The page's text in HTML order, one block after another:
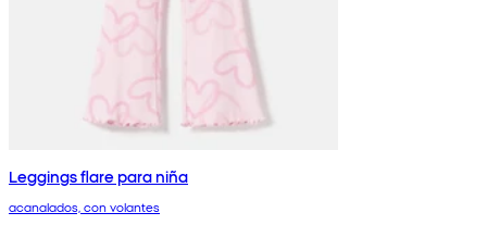
Leggings flare para niña
acanalados, con volantes